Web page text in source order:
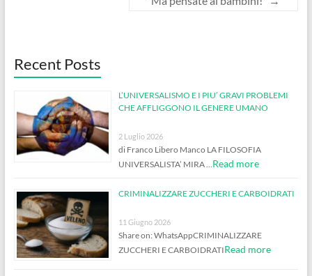
Recent Posts
L’UNIVERSALISMO E I PIU’ GRAVI PROBLEMI
CHE AFFLIGGONO IL GENERE UMANO
2 Luglio 2026
di Franco Libero Manco LA FILOSOFIA
UNIVERSALISTA’ MIRA …Read more
CRIMINALIZZARE ZUCCHERI E CARBOIDRATI
11 Giugno 2026
Share on: WhatsAppCRIMINALIZZARE
ZUCCHERI E CARBOIDRATIRead more